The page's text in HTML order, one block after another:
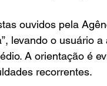
ouvidos pela
levando o usuário
A orientação é
recorrentes.